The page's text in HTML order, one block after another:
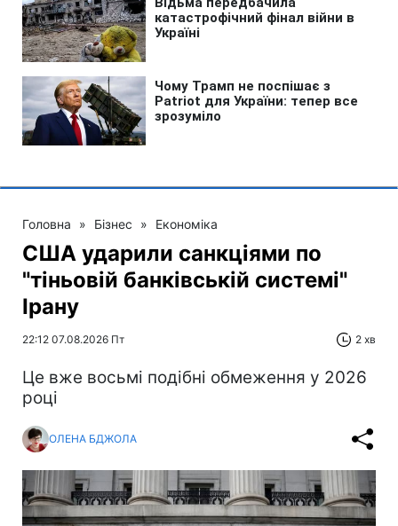
Головна » Бізнес » Економіка
США ударили санкціями по
"тіньовій банківській системі"
Ірану
22:12 07.08.2026 Пт 2 хв
Це вже восьмі подібні обмеження у 2026
році
ОЛЕНА БДЖОЛА